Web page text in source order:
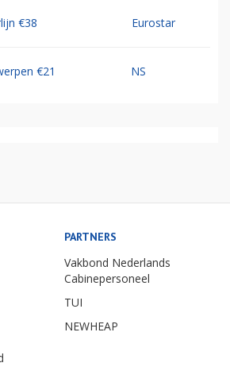
€38 Eurostar
€21 NS
PARTNERS
Vakbond Nederlands
Cabinepersoneel
TUI
NEWHEAP